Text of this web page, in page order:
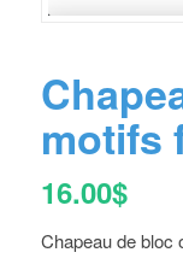
motifs
16.00$
Chapeau de bloc